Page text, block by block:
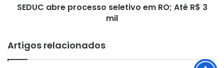
SEDUC abre processo seletivo em RO; Até R$ 3
mil
Artigos relacionados